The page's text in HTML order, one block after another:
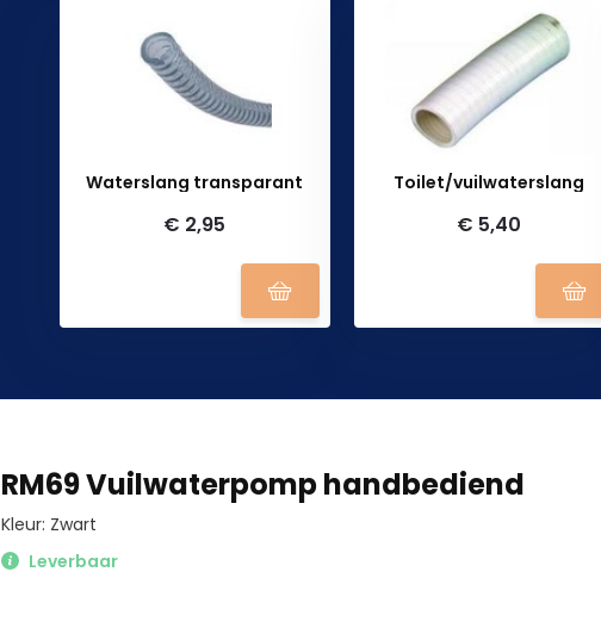
Waterslang transparant
€ 2,95
Toilet/vuilwaterslang
€ 5,40
RM69 Vuilwaterpomp handbediend
Kleur: Zwart
Leverbaar